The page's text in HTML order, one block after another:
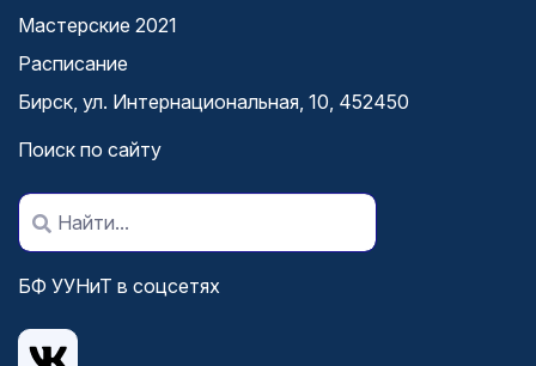
Мастерские 2021
Расписание
Бирск, ул. Интернациональная, 10, 452450
Поиск по сайту
БФ УУНиТ в соцсетях